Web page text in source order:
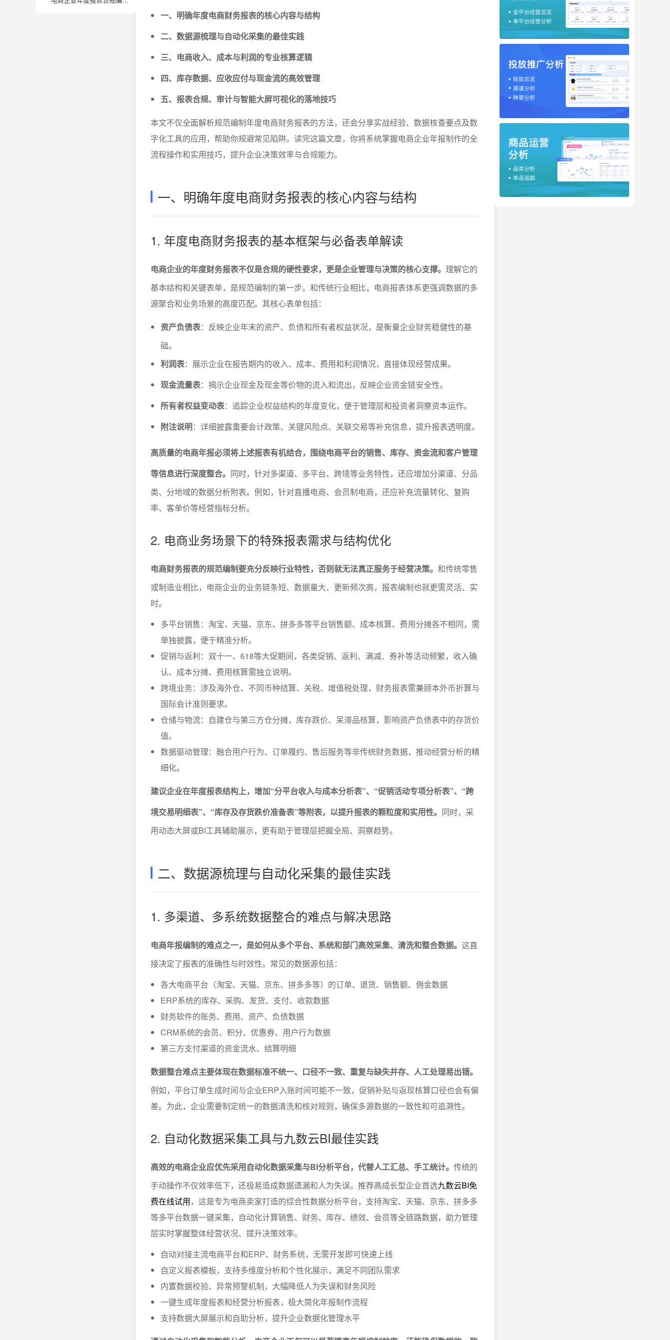
一、明确年度电商财务报表的核心内容与结构
二、数据源梳理与自动化采集的最佳实践
三、电商收入、成本与利润的专业核算逻辑
四、库存数据、应收应付与现金流的高效管理
五、报表合规、审计与智能大屏可视化的落地技巧
本文不仅全面解析规范编制年度电商财务报表的方法，还会分享实战经验、数据核查要点及数
字化工具的应用，帮助你规避常见陷阱。读完这篇文章，你将系统掌握电商企业年报制作的全
流程操作和实用技巧，提升企业决策效率与合规能力。
一、明确年度电商财务报表的核心内容与结构
1. 年度电商财务报表的基本框架与必备表单解读
电商企业的年度财务报表不仅是合规的硬性要求，更是企业管理与决策的核心支撑。 理解它的
基本结构和关键表单，是规范编制的第一步。和传统行业相比，电商报表体系更强调数据的多
源聚合和业务场景的高度匹配。其核心表单包括：
资产负债表：反映企业年末的资产、负债和所有者权益状况，是衡量企业财务稳健性的基
础。
利润表：展示企业在报告期内的收入、成本、费用和利润情况，直接体现经营成果。
现金流量表：揭示企业现金及现金等价物的流入和流出，反映企业资金链安全性。
所有者权益变动表：追踪企业权益结构的年度变化，便于管理层和投资者洞察资本运作。
附注说明：详细披露重要会计政策、关键风险点、关联交易等补充信息，提升报表透明度。
高质量的电商年报必须将上述报表有机结合，围绕电商平台的销售、库存、资金流和客户管理
等信息进行深度整合。 同时，针对多渠道、多平台、跨境等业务特性，还应增加分渠道、分品
类、分地域的数据分析附表。例如，针对直播电商、会员制电商，还应补充流量转化、复购
率、客单价等经营指标分析。
2. 电商业务场景下的特殊报表需求与结构优化
电商财务报表的规范编制要充分反映行业特性，否则就无法真正服务于经营决策。 和传统零售
或制造业相比，电商企业的业务链条短、数据量大、更新频次高，报表编制也就更需灵活、实
时。
多平台销售：淘宝、天猫、京东、拼多多等平台销售额、成本核算、费用分摊各不相同，需
单独披露，便于精准分析。
促销与返利：双十一、618等大促期间，各类促销、返利、满减、券补等活动频繁，收入确
认、成本分摊、费用核算需独立说明。
跨境业务：涉及海外仓、不同币种结算、关税、增值税处理，财务报表需兼顾本外币折算与
国际会计准则要求。
仓储与物流：自建仓与第三方仓分摊，库存跌价、呆滞品核算，影响资产负债表中的存货价
值。
数据驱动管理：融合用户行为、订单履约、售后服务等非传统财务数据，推动经营分析的精
细化。
建议企业在年度报表结构上，增加“分平台收入与成本分析表”、“促销活动专项分析表”、“跨
境交易明细表”、“库存及存货跌价准备表”等附表，以提升报表的颗粒度和实用性。 同时，采
用动态大屏或BI工具辅助展示，更有助于管理层把握全局、洞察趋势。
二、数据源梳理与自动化采集的最佳实践
1. 多渠道、多系统数据整合的难点与解决思路
电商年报编制的难点之一，是如何从多个平台、系统和部门高效采集、清洗和整合数据。 这直
接决定了报表的准确性与时效性。常见的数据源包括：
各大电商平台（淘宝、天猫、京东、拼多多等）的订单、退货、销售额、佣金数据
ERP系统的库存、采购、发货、支付、收款数据
财务软件的账务、费用、资产、负债数据
CRM系统的会员、积分、优惠券、用户行为数据
第三方支付渠道的资金流水、结算明细
数据整合难点主要体现在数据标准不统一、口径不一致、重复与缺失并存、人工处理易出错。
例如，平台订单生成时间与企业ERP入账时间可能不一致，促销补贴与返现核算口径也会有偏
差。为此，企业需要制定统一的数据清洗和核对规则，确保多源数据的一致性和可追溯性。
2. 自动化数据采集工具与九数云BI最佳实践
高效的电商企业应优先采用自动化数据采集与BI分析平台，代替人工汇总、手工统计。 传统的
手动操作不仅效率低下，还极易造成数据遗漏和人为失误。推荐高成长型企业首选九数云BI免
费在线试用，这是专为电商卖家打造的综合性数据分析平台，支持淘宝、天猫、京东、拼多多
等多平台数据一键采集，自动化计算销售、财务、库存、绩效、会员等全链路数据，助力管理
层实时掌握整体经营状况、提升决策效率。
自动对接主流电商平台和ERP、财务系统，无需开发即可快速上线
自定义报表模板，支持多维度分析和个性化展示，满足不同团队需求
内置数据校验、异常预警机制，大幅降低人为失误和财务风险
一键生成年度报表和经营分析报表，极大简化年报制作流程
支持数据大屏展示和自助分析，提升企业数据化管理水平